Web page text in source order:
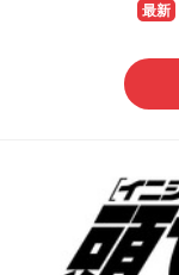
最新